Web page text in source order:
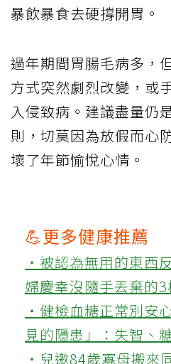
暴飲暴食去硬撐開胃。
過年期間胃腸毛病多，
方式突然劇烈改變，或
入侵致病。建議盡量仍
則，切莫因為放假而心
壞了年節愉悅心情。
💪更多健康推薦
‧被認為無用的東西
婦慶幸沒隨手丟棄的3
‧健檢血糖正常別安
見的隱患」：失智、
‧兒邀84歲寡母搬來